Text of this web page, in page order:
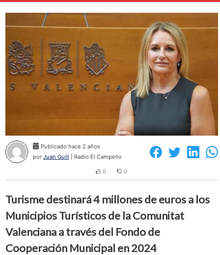
Publicado hace 2 años
por Juan Guill | Radio El Campello
0 0
Turisme destinará 4 millones de euros a los
Municipios Turísticos de la Comunitat
Valenciana a través del Fondo de
Cooperación Municipal en 2024